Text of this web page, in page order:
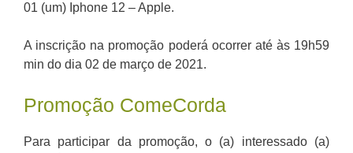
01 (um) Iphone 12 – Apple.
A inscrição na promoção poderá ocorrer até às 19h59
min do dia 02 de março de 2021.
Promoção ComeCorda
Para participar da promoção, o (a) interessado (a)